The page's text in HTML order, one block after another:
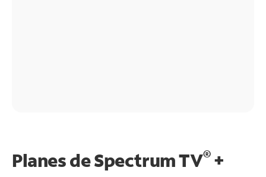
Planes de Spectrum TV®+